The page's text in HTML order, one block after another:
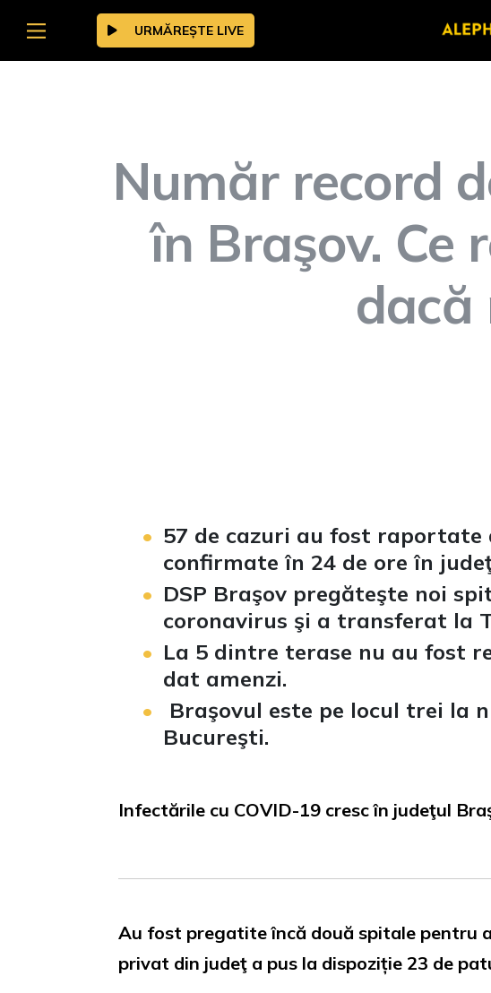
URMĂREȘTE LIVE
Număr record
în Braşov. Ce
dacă
57 de cazuri au fost
confirmate în 24 de ore în
DSP Braşov pregăteşte noi
coronavirus şi a transferat la
La 5 dintre terase nu au fost
dat amenzi.
Braşovul este pe locul trei la
Bucureşti.
Infectările cu COVID-19 cresc în judeţul
Au fost pregatite încă două spitale pentru
privat din judeţ a pus la dispoziție 23 de